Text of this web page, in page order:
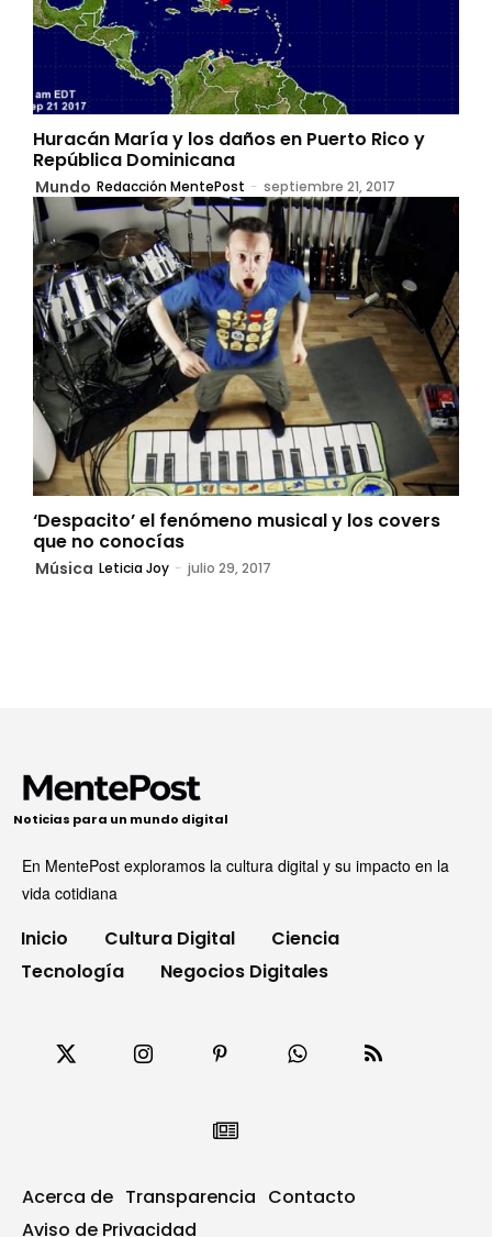
Huracán María y los daños en Puerto Rico y
República Dominicana
Mundo Redacción MentePost - septiembre 21, 2017
‘Despacito’ el fenómeno musical y los covers
que no conocías
Música Leticia Joy - julio 29, 2017
Noticias para un mundo digital
En MentePost exploramos la cultura digital y su impacto en la
vida cotidiana
Inicio Cultura Digital
Ciencia
Tecnología
Negocios Digitales
Acerca de Transparencia Contacto
Aviso de Privacidad